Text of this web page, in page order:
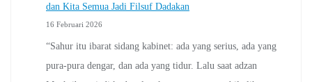
dan Kita Semua Jadi Filsuf Dadakan
16 Februari 2026
“Sahur itu ibarat sidang kabinet: ada yang serius, ada yang
pura-pura dengar, dan ada yang tidur. Lalu saat adzan